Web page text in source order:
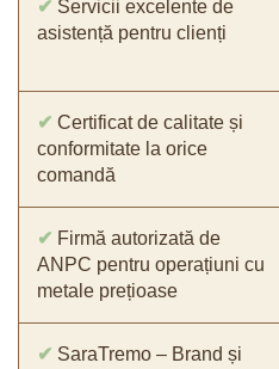
✔ Servicii excelente de
asistență pentru clienți
✔ Certificat de calitate și
conformitate la orice
comandă
✔ Firmă autorizată de
ANPC pentru operațiuni cu
metale prețioase
✔ SaraTremo – Brand și